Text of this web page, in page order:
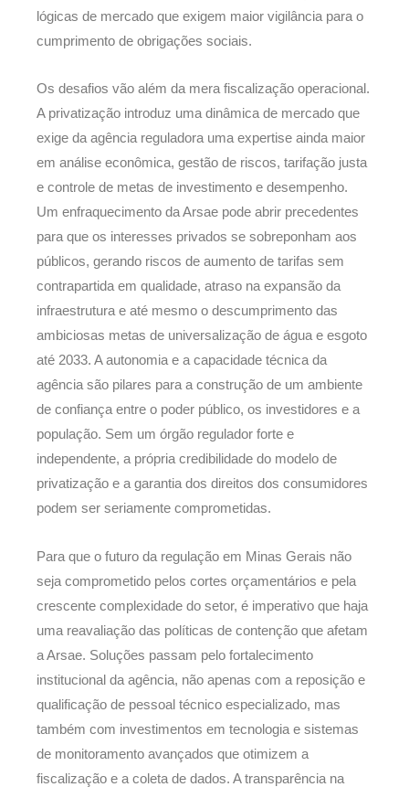
lógicas de mercado que exigem maior vigilância para o
cumprimento de obrigações sociais.
Os desafios vão além da mera fiscalização operacional.
A privatização introduz uma dinâmica de mercado que
exige da agência reguladora uma expertise ainda maior
em análise econômica, gestão de riscos, tarifação justa
e controle de metas de investimento e desempenho.
Um enfraquecimento da Arsae pode abrir precedentes
para que os interesses privados se sobreponham aos
públicos, gerando riscos de aumento de tarifas sem
contrapartida em qualidade, atraso na expansão da
infraestrutura e até mesmo o descumprimento das
ambiciosas metas de universalização de água e esgoto
até 2033. A autonomia e a capacidade técnica da
agência são pilares para a construção de um ambiente
de confiança entre o poder público, os investidores e a
população. Sem um órgão regulador forte e
independente, a própria credibilidade do modelo de
privatização e a garantia dos direitos dos consumidores
podem ser seriamente comprometidas.
Para que o futuro da regulação em Minas Gerais não
seja comprometido pelos cortes orçamentários e pela
crescente complexidade do setor, é imperativo que haja
uma reavaliação das políticas de contenção que afetam
a Arsae. Soluções passam pelo fortalecimento
institucional da agência, não apenas com a reposição e
qualificação de pessoal técnico especializado, mas
também com investimentos em tecnologia e sistemas
de monitoramento avançados que otimizem a
fiscalização e a coleta de dados. A transparência na